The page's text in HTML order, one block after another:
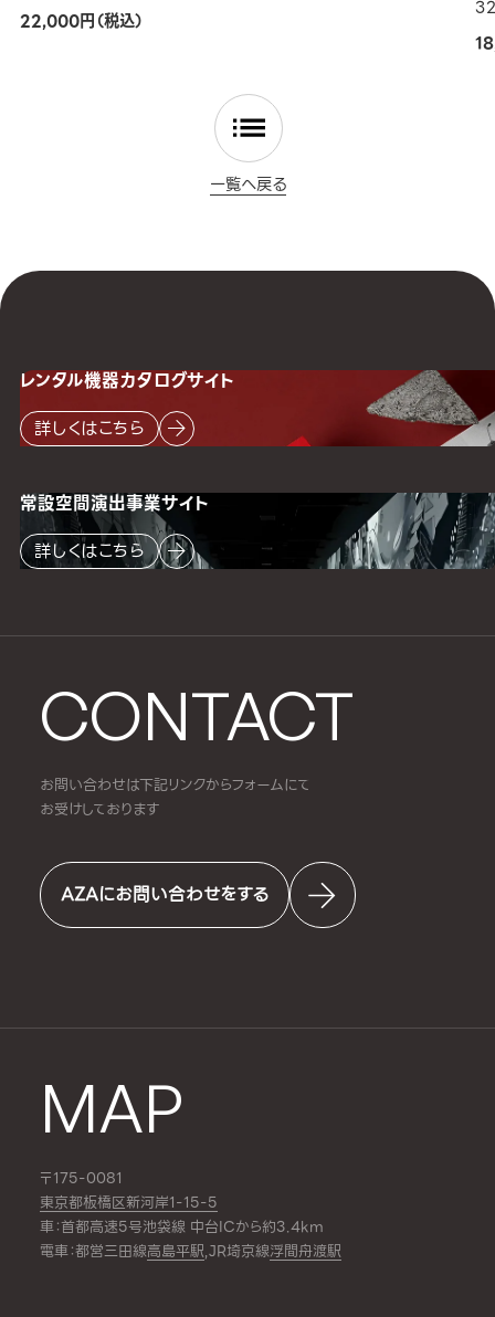
22,000円（税込）
一覧へ戻る
CONTACT
お問い合わせは下記リンクからフォームにて
お受けしております
AZAにお問い合わせをする
MAP
〒175-0081
東京都板橋区新河岸1-15-5
車：首都高速5号池袋線 中台ICから約3.4km
電車：都営三田線高島平駅,JR埼京線浮間舟渡駅
レンタル機器カタログサイト
詳しくはこちら
常設空間演出事業サイト
詳しくはこちら